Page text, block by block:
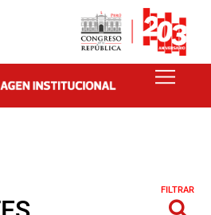
FILTRAR